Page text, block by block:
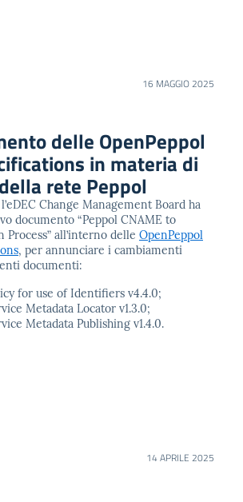
16 MAGGIO 2025
delle OpenPeppol
in materia di
rete Peppol
Change Management Board ha
documento “Peppol CNAME to
Process” all’interno delle OpenPeppol
, per annunciare i cambiamenti
documenti:
for use of Identifiers v4.4.0;
Metadata Locator v1.3.0;
Metadata Publishing v1.4.0.
14 APRILE 2025